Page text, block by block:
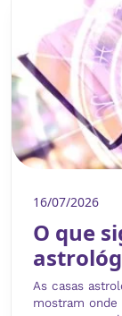
16/07/2026
O que
As casas
mostram